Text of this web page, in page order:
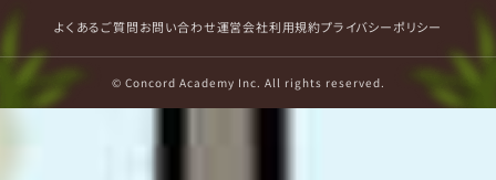
よくあるご質問お問い合わせ運営会社利用規約プライバシーポリシー
© Concord Academy Inc. All rights reserved.